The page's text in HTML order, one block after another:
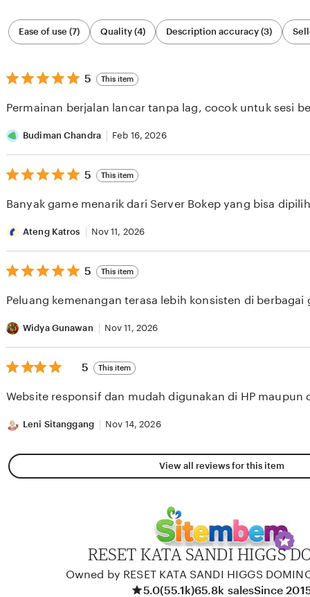
Filter
by
category
Ease of use (7) Quality (4) Description accuracy (3)
5
out
5
5 This item
Permainan berjalan lancar tanpa lag, cocok untuk sesi
Budiman Chandra Feb 16, 2026
5
out
5
5 This item
Banyak game menarik dari Server Bokep yang bisa
Ateng Katros Nov 11, 2026
5
out
5
5 This item
Peluang kemenangan terasa lebih konsisten di berbagai
Widya Gunawan Nov 11, 2026
5
out
5
5 This item
Website responsif dan mudah digunakan di HP maupun
Leni Sitanggang Nov 14, 2026
View all reviews for this item
RESET KATA SANDI HIGGS
Owned by RESET KATA SANDI HIGGS
5.0(55.1k)65.8k salesSince